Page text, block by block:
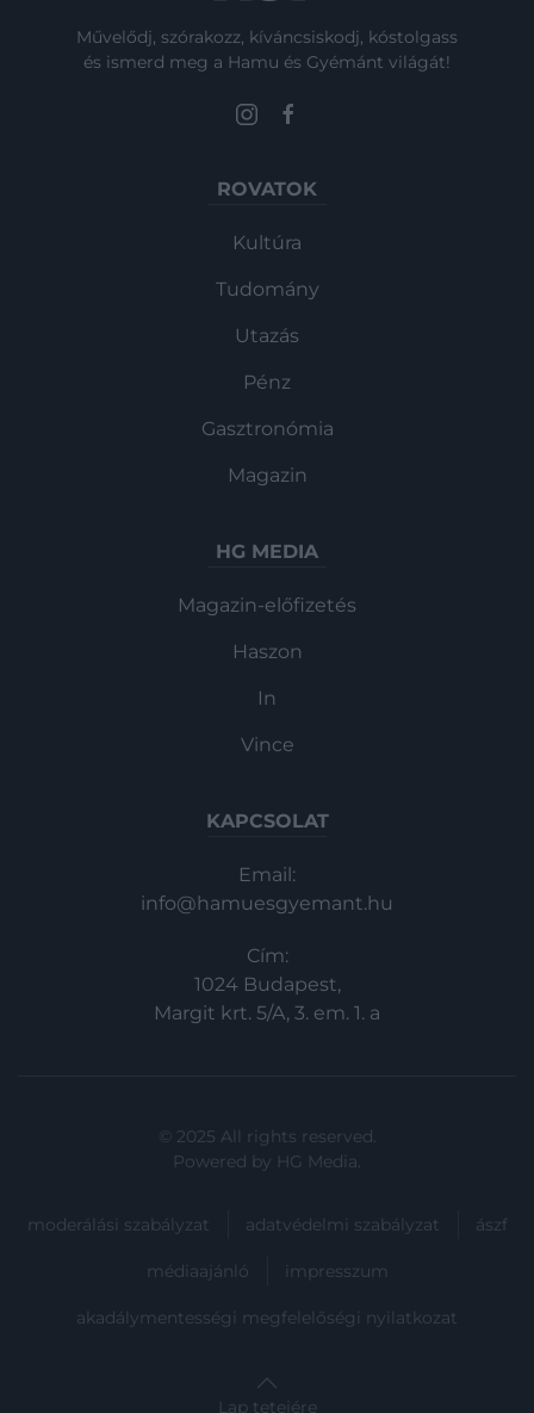
Művelődj, szórakozz, kíváncsiskodj, kóstolgass
és ismerd meg a Hamu és Gyémánt világát!
ROVATOK
Kultúra
Tudomány
Utazás
Pénz
Gasztronómia
Magazin
HG MEDIA
Magazin-előfizetés
Haszon
In
Vince
KAPCSOLAT
Email:
info@hamuesgyemant.hu
Cím:
1024 Budapest,
Margit krt. 5/A, 3. em. 1. a
© 2025 All rights reserved.
Powered by HG Media.
moderálási szabályzat adatvédelmi szabályzat ászf
médiaajánló impresszum
akadálymentességi megfelelőségi nyilatkozat
Lap tetejére